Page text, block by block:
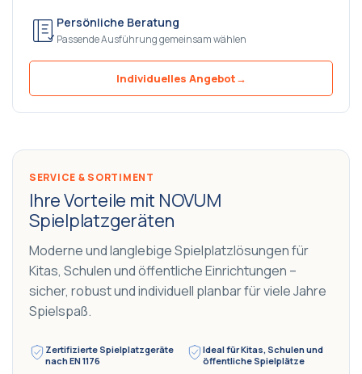
Persönliche Beratung
Passende Ausführung gemeinsam wählen
Individuelles Angebot→
SERVICE & SORTIMENT
Ihre Vorteile mit NOVUM
Spielplatzgeräten
Moderne und langlebige Spielplatzlösungen für
Kitas, Schulen und öffentliche Einrichtungen –
sicher, robust und individuell planbar für viele Jahre
Spielspaß.
Zertifizierte Spielplatzgeräte
nach EN 1176
Ideal für Kitas, Schulen und
öffentliche Spielplätze